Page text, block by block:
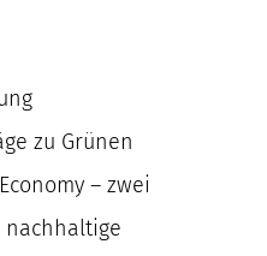
zu Grünen
– zwei
nachhaltige